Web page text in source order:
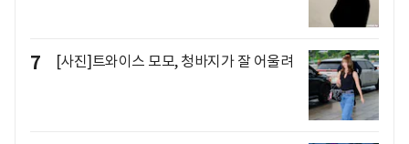
7 [사진]트와이스 모모, 청바지가 잘 어울려